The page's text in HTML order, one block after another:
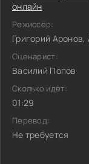
онлайн
Режиссёр:
Григорий
Сценарист:
Василий Попов
Сколько идёт:
01:29
Перевод:
Не требуется